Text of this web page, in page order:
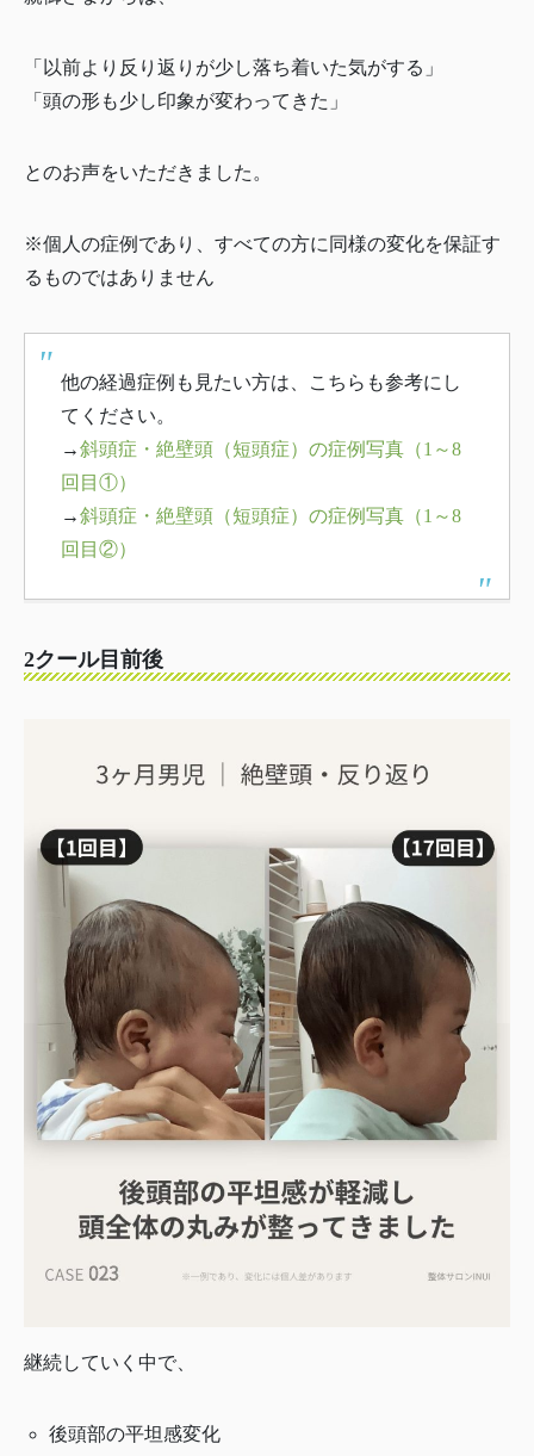
「以前より反り返りが少し落ち着いた気がする」
「頭の形も少し印象が変わってきた」
とのお声をいただきました。
※個人の症例であり、すべての方に同様の変化を保証す
るものではありません
他の経過症例も見たい方は、こちらも参考にし
てください。
→斜頭症・絶壁頭（短頭症）の症例写真（1～8
回目①）
→斜頭症・絶壁頭（短頭症）の症例写真（1～8
回目②）
2クール目前後
継続していく中で、
後頭部の平坦感変化